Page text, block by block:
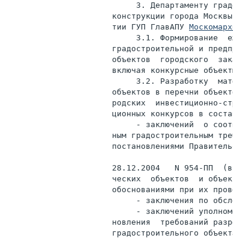
3. Департаменту
конструкции города
тии ГУП ГлавАПУ
3.1. Формирование
градостроительной и
объектов  городского
включая конкурсные
3.2. Разработку
объектов в перечни
родских  инвестиционно-
ционных конкурсов в
- заключений  о
ным градостроительным
постановлениями
28.12.2004   N 954-ПП  (в
ческих  объектов  и
обоснованиями при их
- заключения по
- заключений
новления  требований
градостроительного